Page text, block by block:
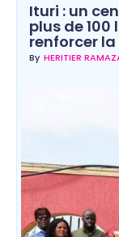
Ituri : un
plus de
renforcer
By HERITIER